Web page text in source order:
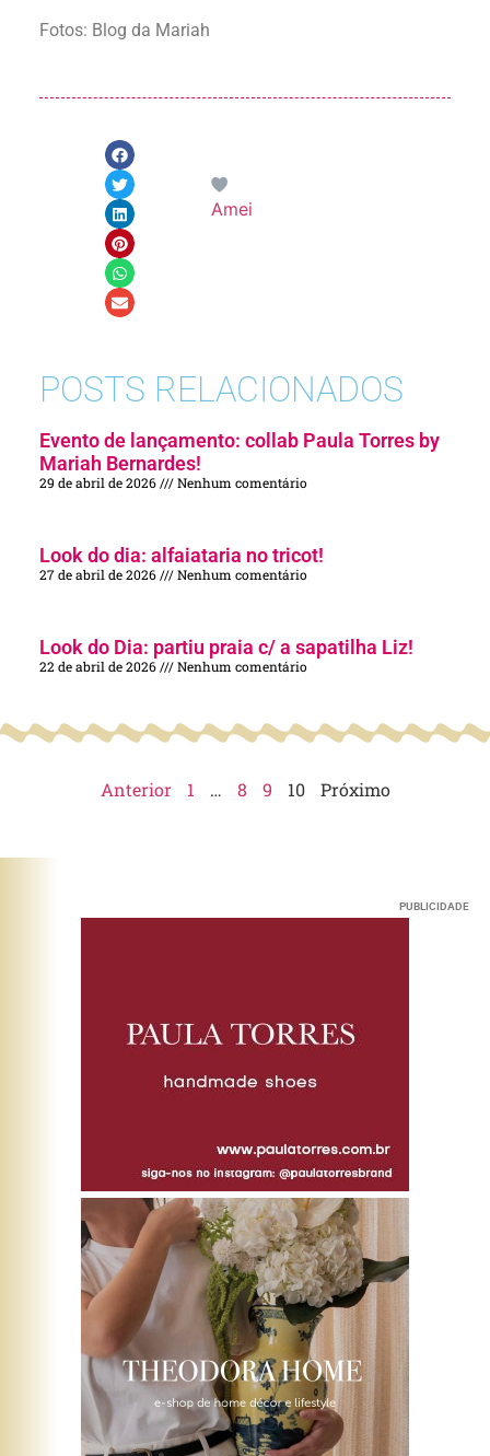
Fotos: Blog da Mariah
Amei
POSTS RELACIONADOS
Evento de lançamento: collab Paula Torres by
Mariah Bernardes!
29 de abril de 2026 Nenhum comentário
Look do dia: alfaiataria no tricot!
27 de abril de 2026 Nenhum comentário
Look do Dia: partiu praia c/ a sapatilha Liz!
22 de abril de 2026 Nenhum comentário
Anterior 1 … 8 9 10 Próximo
PUBLICIDADE